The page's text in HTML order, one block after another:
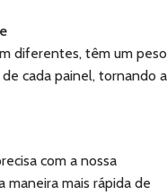
diferentes, têm um peso
cada painel, tornando a
com a nossa
mais rápida de